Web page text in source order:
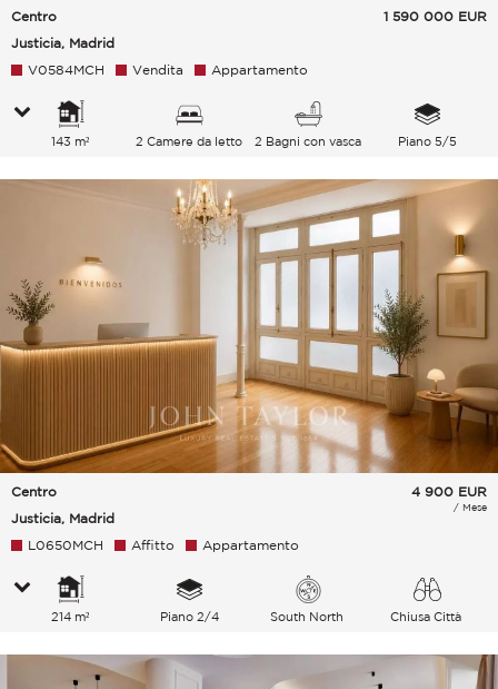
Centro
Justicia, Madrid
1 590 000 EUR
V0584MCH Vendita Appartamento
143 m² 2 Camere da letto 2 Bagni con vasca Piano 5/5
Centro
Justicia, Madrid
4 900 EUR
/ Mese
L0650MCH Affitto Appartamento
214 m² Piano 2/4 South North Chiusa Città